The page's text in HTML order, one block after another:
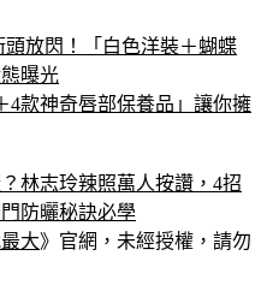
放閃！「白色洋裝＋蝴蝶
曝光
4款神奇唇部保養品」讓你擁
林志玲辣照萬人按讚，4招
防曬秘訣必學
大》官網，未經授權，請勿